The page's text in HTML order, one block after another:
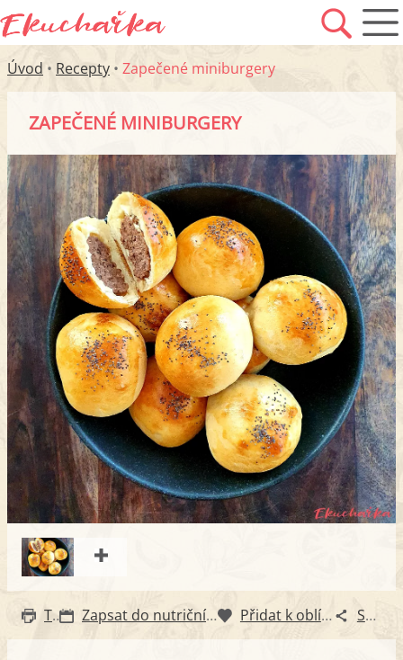
Úvod • Recepty • Zapečené miniburgery
ZAPEČENÉ MINIBURGERY
Tisk Zapsat do nutričního diáře Přidat k oblíbeným Sdílet